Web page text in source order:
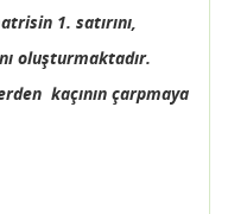
1. satırını,
oluşturmaktadır.
kaçının çarpmaya